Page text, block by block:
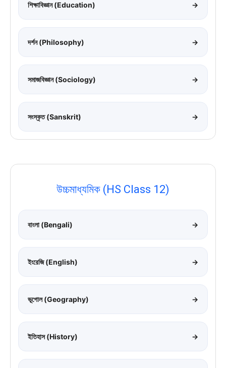
শিক্ষাবিজ্ঞান (Education) →
দর্শন (Philosophy) →
সমাজবিজ্ঞান (Sociology) →
সংস্কৃত (Sanskrit) →
উচ্চমাধ্যমিক (HS Class 12)
বাংলা (Bengali) →
ইংরেজি (English) →
ভূগোল (Geography) →
ইতিহাস (History) →